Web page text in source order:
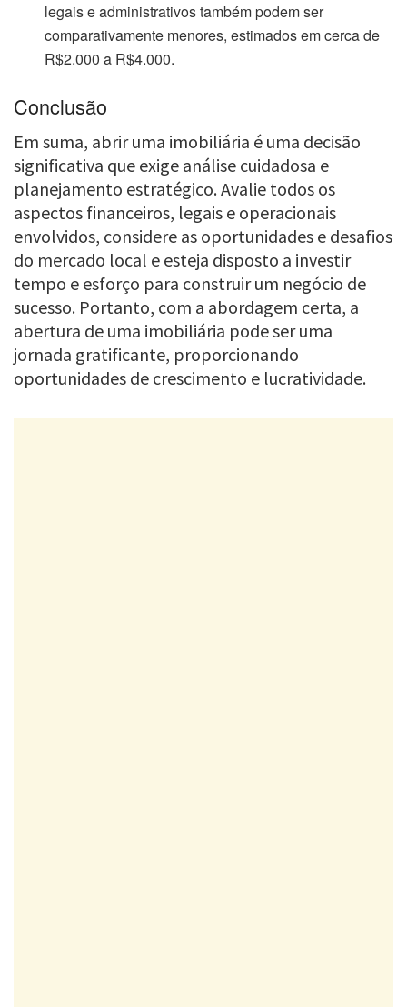
legais e administrativos também podem ser
comparativamente menores, estimados em cerca de
R$2.000 a R$4.000.
Conclusão
Em suma, abrir uma imobiliária é uma decisão
significativa que exige análise cuidadosa e
planejamento estratégico. Avalie todos os
aspectos financeiros, legais e operacionais
envolvidos, considere as oportunidades e desafios
do mercado local e esteja disposto a investir
tempo e esforço para construir um negócio de
sucesso. Portanto, com a abordagem certa, a
abertura de uma imobiliária pode ser uma
jornada gratificante, proporcionando
oportunidades de crescimento e lucratividade.